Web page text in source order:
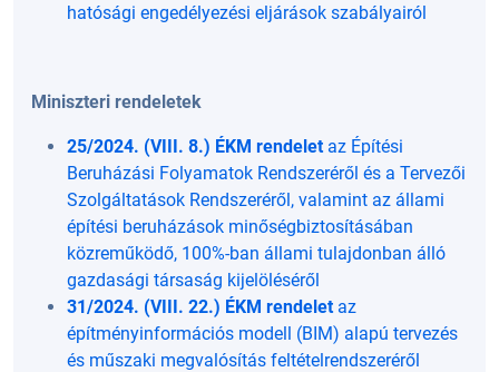
hatósági engedélyezési eljárások szabályairól
Miniszteri rendeletek
25/2024. (VIII. 8.) ÉKM rendelet az Építési
Beruházási Folyamatok Rendszeréről és a Tervezői
Szolgáltatások Rendszeréről, valamint az állami
építési beruházások minőségbiztosításában
közreműködő, 100%-ban állami tulajdonban álló
gazdasági társaság kijelöléséről
31/2024. (VIII. 22.) ÉKM rendeletaz
építményinformációs modell (BIM) alapú tervezés
és műszaki megvalósítás feltételrendszeréről